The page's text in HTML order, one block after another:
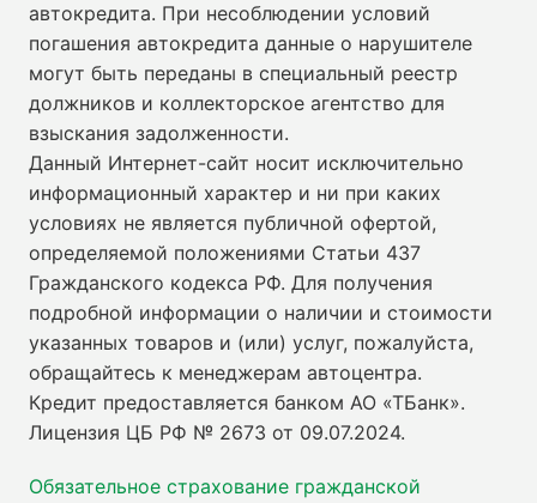
автокредита. При несоблюдении условий
погашения автокредита данные о нарушителе
могут быть переданы в специальный реестр
должников и коллекторское агентство для
взыскания задолженности.
Данный Интернет-сайт носит исключительно
информационный характер и ни при каких
условиях не является публичной офертой,
определяемой положениями Статьи 437
Гражданского кодекса РФ. Для получения
подробной информации о наличии и стоимости
указанных товаров и (или) услуг, пожалуйста,
обращайтесь к менеджерам автоцентра.
Кредит предоставляется банком АО «ТБанк».
Лицензия ЦБ РФ № 2673 от 09.07.2024.
Обязательное страхование гражданской